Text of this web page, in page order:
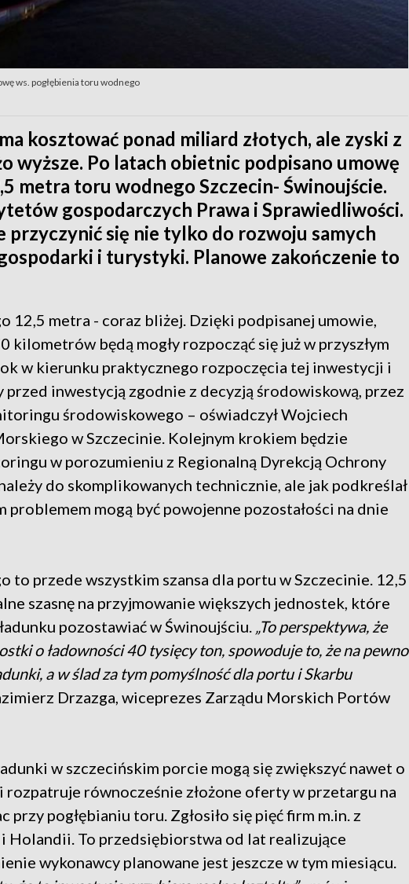
ws. pogłębienia toru wodnego
kosztować ponad miliard złotych, ale zyski z
wyższe. Po latach obietnic podpisano umowę
metra toru wodnego Szczecin- Świnoujście.
gospodarczych Prawa i Sprawiedliwości.
przyczynić się nie tylko do rozwoju samych
i turystyki. Planowe zakończenie to
12,5 metra - coraz bliżej. Dzięki podpisanej umowie,
kilometrów będą mogły rozpocząć się już w przyszłym
w kierunku praktycznego rozpoczęcia tej inwestycji i
przed inwestycją zgodnie z decyzją środowiskową, przez
środowiskowego – oświadczył Wojciech
w Szczecinie. Kolejnym krokiem będzie
w porozumieniu z Regionalną Dyrekcją Ochrony
do skomplikowanych technicznie, ale jak podkreślał
mogą być powojenne pozostałości na dnie
to przede wszystkim szansa dla portu w Szczecinie. 12,5
szasnę na przyjmowanie większych jednostek, które
pozostawiać w Świnoujściu. „To perspektywa, że
o ładowności 40 tysięcy ton, spowoduje to, że na pewno
a w ślad za tym pomyślność dla portu i Skarbu
Drzazga, wiceprezes Zarządu Morskich Portów
w szczecińskim porcie mogą się zwiększyć nawet o
równocześnie złożone oferty w przetargu na
przy pogłębianiu toru. Zgłosiło się pięć firm m.in. z
Holandii. To przedsiębiorstwa od lat realizujące
wykonawcy planowane jest jeszcze w tym miesiącu.